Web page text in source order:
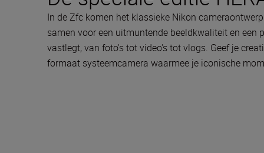
In de Zfc komen het klassieke Nikon
samen voor een uitmuntende beeldkwaliteit en een
vastlegt, van foto's tot video's tot vlogs. Geef je
formaat systeemcamera waarmee je iconische